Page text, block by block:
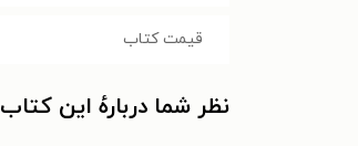
قیمت کتاب
نظر شما دربارهٔ این کتاب